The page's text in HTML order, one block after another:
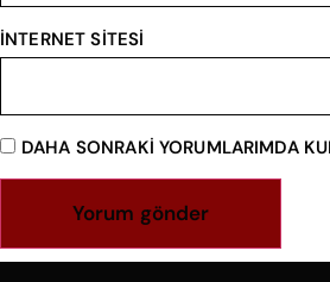
İNTERNET SITESI
DAHA SONRAKI YORUMLARIMDA